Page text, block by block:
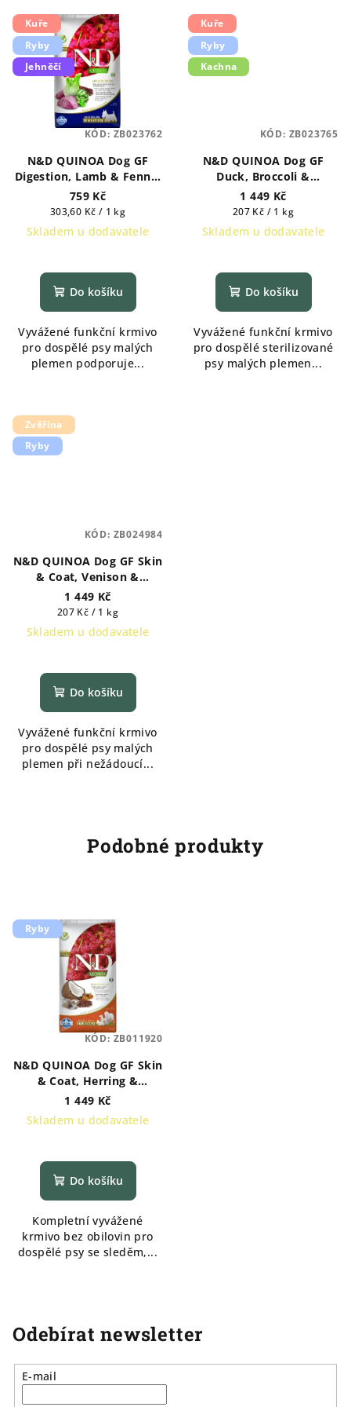
Kuře
Ryby
Jehněčí
N&D QUINOA Dog GF
Digestion, Lamb & Fennel
Adult Mini 2,5 kg
759 Kč
Měrná
cena:
303,60 Kč / 1 kg
Skladem u dodavatele
Do košíku
Vyvážené funkční krmivo
pro dospělé psy malých
plemen podporuje...
KÓD: ZB023762
Kuře
Ryby
Kachna
N&D QUINOA Dog GF
Duck, Broccoli &
Asparagus Neutered
Adult Mini 7 kg
1 449 Kč
Měrná
cena:
207 Kč / 1 kg
Skladem u dodavatele
Do košíku
Vyvážené funkční krmivo
pro dospělé sterilizované
psy malých plemen...
KÓD: ZB023765
Zvěřina
Ryby
N&D QUINOA Dog GF Skin
& Coat, Venison &
Coconut Adult Mini 7 kg
1 449 Kč
Měrná
cena:
207 Kč / 1 kg
Skladem u dodavatele
Do košíku
Vyvážené funkční krmivo
pro dospělé psy malých
plemen při nežádoucí...
KÓD: ZB024984
Podobné produkty
Ryby
N&D QUINOA Dog GF Skin
& Coat, Herring &
Coconut Adult All Breeds
7 kg
1 449 Kč
Skladem u dodavatele
Do košíku
Kompletní vyvážené
krmivo bez obilovin pro
dospělé psy se sleděm,...
KÓD: ZB011920
Odebírat newsletter
E-mail